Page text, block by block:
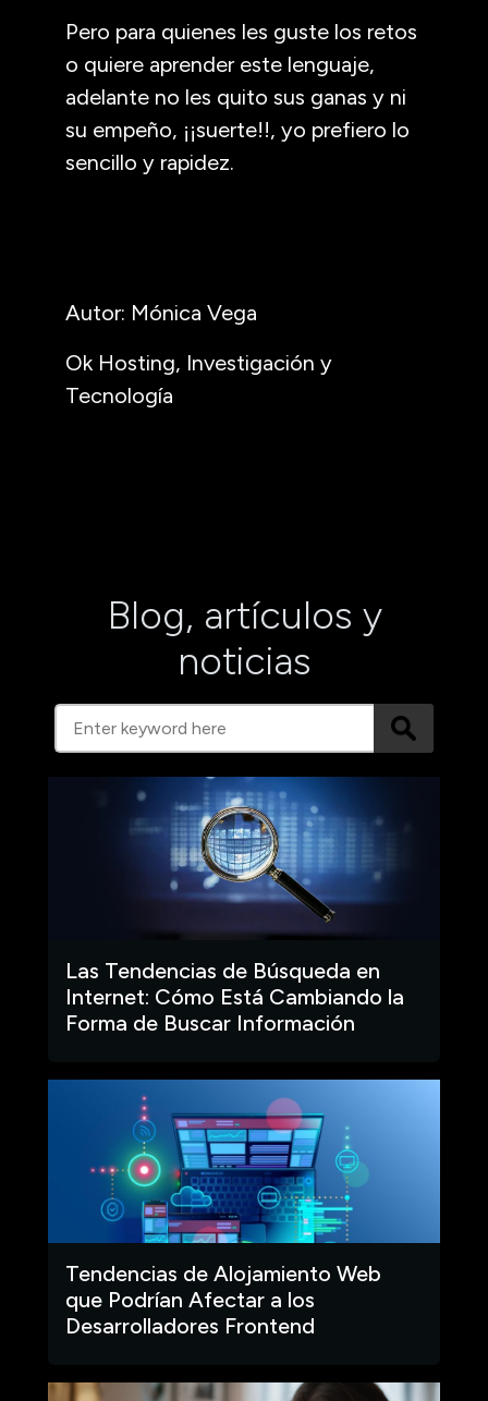
Pero para quienes les guste los retos
o quiere aprender este lenguaje,
adelante no les quito sus ganas y ni
su empeño, ¡¡suerte!!, yo prefiero lo
sencillo y rapidez.
Autor: Mónica Vega
Ok Hosting, Investigación y
Tecnología
Blog, artículos y
noticias
Las Tendencias de Búsqueda en
Internet: Cómo Está Cambiando la
Forma de Buscar Información
Tendencias de Alojamiento Web
que Podrían Afectar a los
Desarrolladores Frontend